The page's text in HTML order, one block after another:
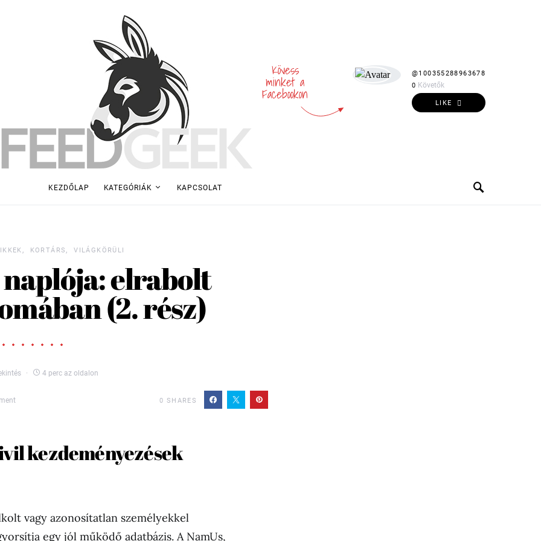
Kövess
minket a
Facebookon
@100355288963678
0 Követők
LIKE
KEZDŐLAP KATEGÓRIÁK KAPCSOLAT
KORTÁRS VILÁGKÖRÜLI
elrabolt
(2. rész)
4 perc az oldalon
0 SHARES
kezdeményezések
vagy azonosítatlan személyekkel
egy jól működő adatbázis. A NamUs,